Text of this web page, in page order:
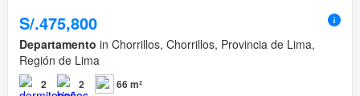
S/.475,800
Departamento in Chorrillos, Chorrillos, Provincia de Lima,
Región de Lima
2 2 66 m²